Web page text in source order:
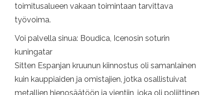
toimitusalueen vakaan toimintaan tarvittava
työvoima.
Voi palvella sinua: Boudica, Icenosin soturin
kuningatar
Sitten Espanjan kruunun kiinnostus oli samanlainen
kuin kauppiaiden ja omistajien, jotka osallistuivat
metallien hienosäätöön ja vientiin, joka oli poliittinen